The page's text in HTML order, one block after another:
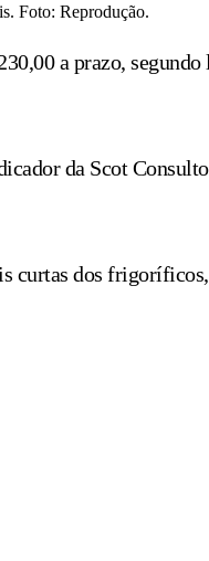
Foto: Reprodução.
a prazo, segundo
da Scot
curtas dos